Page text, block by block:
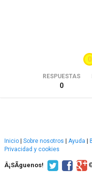
0
RESPUESTAS
0
Inicio Sobre nosotros Ayuda
Privacidad y cookies
Â¡SÃ­guenos!